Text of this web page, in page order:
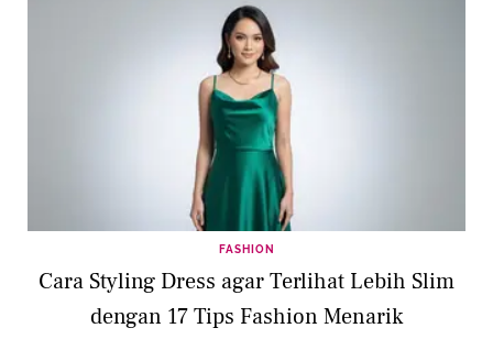
FASHION
Cara Styling Dress agar Terlihat Lebih Slim
dengan 17 Tips Fashion Menarik